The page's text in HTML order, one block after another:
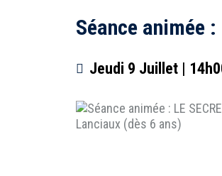
Séance animée :
Jeudi 9 Juillet |